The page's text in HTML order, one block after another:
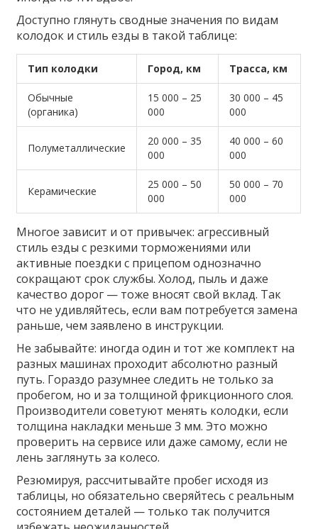
Доступно глянуть сводные значения по видам
колодок и стиль езды в такой таблице:
Тип колодки Город, км Трасса, км
Обычные
(органика)
15 000 – 25
000
30 000 – 45
000
Полуметаллические
20 000 – 35
000
40 000 – 60
000
Керамические
25 000 – 50
000
50 000 – 70
000
Многое зависит и от привычек: агрессивный
стиль езды с резкими торможениями или
активные поездки с прицепом однозначно
сокращают срок службы. Холод, пыль и даже
качество дорог — тоже вносят свой вклад. Так
что не удивляйтесь, если вам потребуется замена
раньше, чем заявлено в инструкции.
Не забывайте: иногда один и тот же комплект на
разных машинах проходит абсолютно разный
путь. Гораздо разумнее следить не только за
пробегом, но и за толщиной фрикционного слоя.
Производители советуют менять колодки, если
толщина накладки меньше 3 мм. Это можно
проверить на сервисе или даже самому, если не
лень заглянуть за колесо.
Резюмируя, рассчитывайте пробег исходя из
таблицы, но обязательно сверяйтесь с реальным
состоянием деталей — только так получится